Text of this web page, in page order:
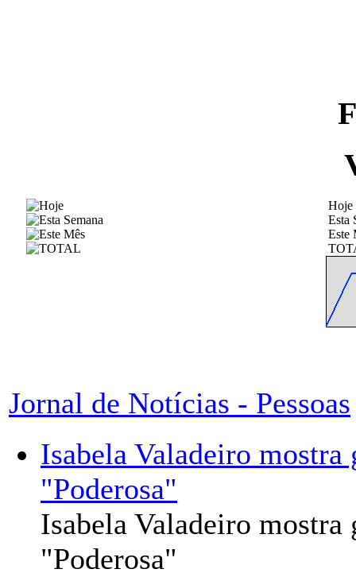
Hoje
Esta
Este
Jornal de Notícias - Pessoas
Isabela Valadeiro
"Poderosa"
Isabela Valadeiro
"Poderosa"